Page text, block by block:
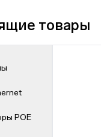
товары
POE